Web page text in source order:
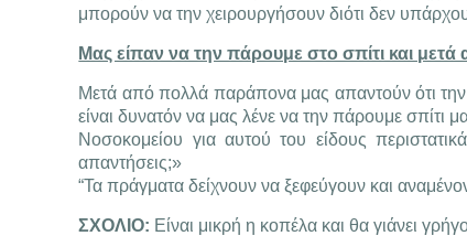
μπορούν να την χειρουργήσουν διότι δεν
Μας είπαν να την πάρουμε στο σπίτι και
Μετά από πολλά παράπονα μας απαντούν ότι
είναι δυνατόν να μας λένε να την πάρουμε σπίτι
Νοσοκομείου για αυτού του είδους
απαντήσεις;»
“Τα πράγματα δείχνουν να ξεφεύγουν και
ΣΧΟΛΙΟ: Είναι μικρή η κοπέλα και θα γιάνει